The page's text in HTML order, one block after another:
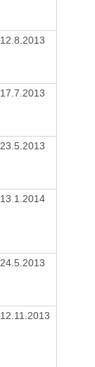
12.8.2013
17.7.2013
23.5.2013
13.1.2014
24.5.2013
12.11.2013